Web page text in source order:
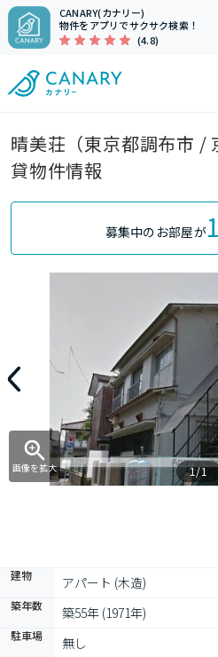
CANARY(カナリー)
物件をアプリでサクサク検索！
(4.8)
晴美荘（東京都調布市 /
貸物件情報
募集中のお部屋が1
画像を拡大 1/1
建物 アパート (木造)
築年数 築55年 (1971年)
駐車場 無し